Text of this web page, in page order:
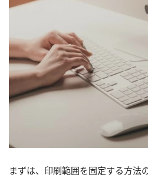
まずは、印刷範囲を固定する方法